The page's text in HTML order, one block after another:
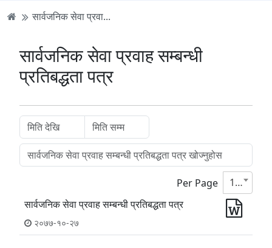
सार्वजनिक सेवा प्रवा...
सार्वजनिक सेवा प्रवाह सम्बन्धी
प्रतिबद्धता पत्र
Per Page
10
सार्वजनिक सेवा प्रवाह सम्बन्धी प्रतिबद्धता पत्र
२०७७-१०-२७